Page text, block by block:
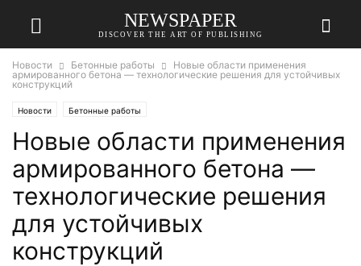
NEWSPAPER
DISCOVER THE ART OF PUBLISHING
Новости Бетонные работы
Новые области применения
армированного бетона — технологические решения для устойчивых
конструкций
Новости Бетонные работы
Новые области применения
армированного бетона —
технологические решения
для устойчивых
конструкций